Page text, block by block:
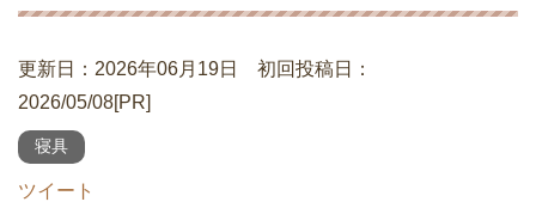
更新日：2026年06月19日 初回投稿日：
2026/05/08[PR]
寝具
ツイート